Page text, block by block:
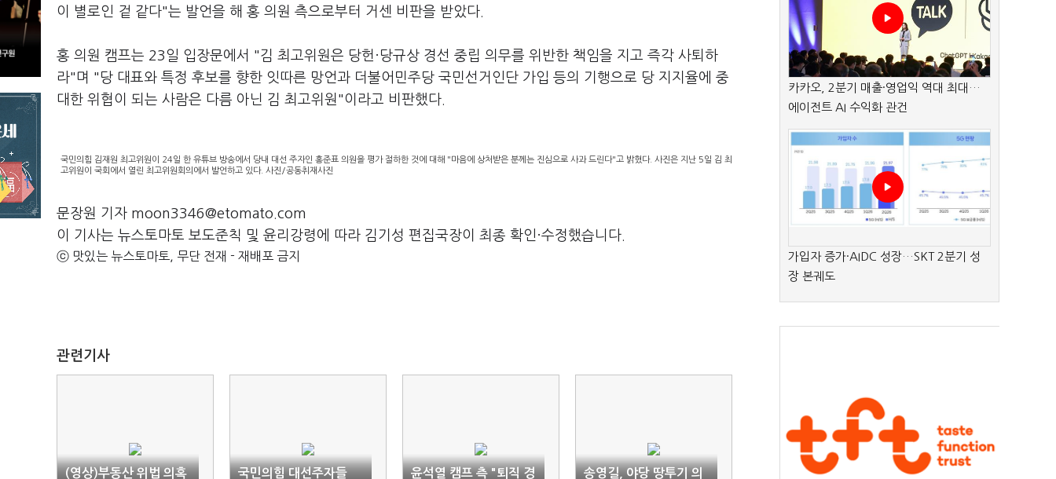
이 별로인 겉 같다"는 발언을 해 홍 의원 측으로부터 거센 비판을 받았다.
홍 의원 캠프는 23일 입장문에서 "김 최고위원은 당헌·당규상 경선 중립 의무를 위반한 책임을 지고 즉각 사퇴하
라"며 "당 대표와 특정 후보를 향한 잇따른 망언과 더불어민주당 국민선거인단 가입 등의 기행으로 당 지지율에 중
대한 위협이 되는 사람은 다름 아닌 김 최고위원"이라고 비판했다.
국민의힘 김재원 최고위원이 24일 한 유튜브 방송에서 당내 대선 주자인 홍준표 의원을 평가 절하한 것에 대해 "마음에 상처받은 분께는 진심으로 사과 드린다"고 밝혔다. 사진은 지난 5일 김 최
고위원이 국회에서 열린 최고위원회의에서 발언하고 있다. 사진/공동취재사진
문장원 기자 moon3346@etomato.com
이 기사는 뉴스토마토 보도준칙 및 윤리강령에 따라 김기성 편집국장이 최종 확인·수정했습니다.
ⓒ 맛있는 뉴스토마토, 무단 전재 - 재배포 금지
관련기사
(영상)부동산 위법 의혹
국민의힘 대선주자들
윤석열 캠프 측 "퇴직 경
송영길, 야당 땅투기 의
카카오, 2분기 매출·영업익 역대 최대…
에이전트 AI 수익화 관건
가입자 증가·AIDC 성장…SKT 2분기 성
장 본궤도